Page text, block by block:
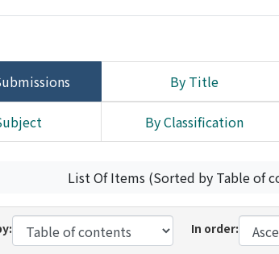
By Title
By Classification
List Of Items (Sorted by Table of
In order: